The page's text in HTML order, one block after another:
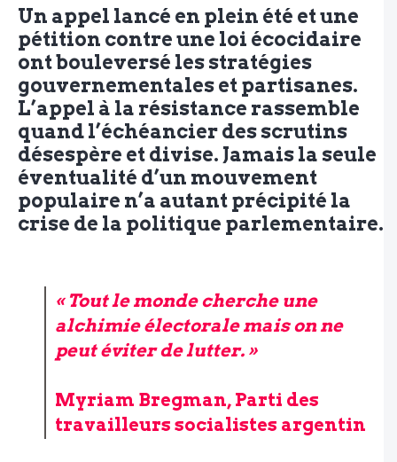
Un appel lancé en plein été et une
pétition contre une loi écocidaire
ont bouleversé les stratégies
gouvernementales et partisanes.
L’appel à la résistance rassemble
quand l’échéancier des scrutins
désespère et divise. Jamais la seule
éventualité d’un mouvement
populaire n’a autant précipité la
crise de la politique parlementaire.
« Tout le monde cherche une
alchimie électorale mais on ne
peut éviter de lutter. »
Myriam Bregman, Parti des
travailleurs socialistes argentin